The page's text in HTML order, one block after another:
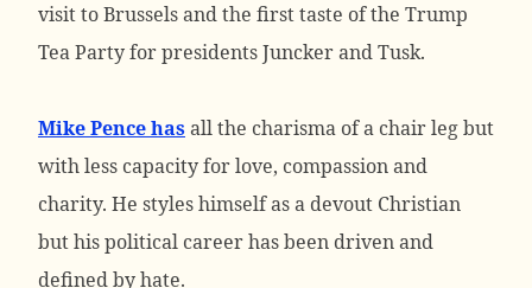
visit to Brussels and the first taste of the Trump
Tea Party for presidents Juncker and Tusk.
Mike Pence hasall the charisma of a chair leg but
with less capacity for love, compassion and
charity. He styles himself as a devout Christian
but his political career has been driven and
defined by hate.